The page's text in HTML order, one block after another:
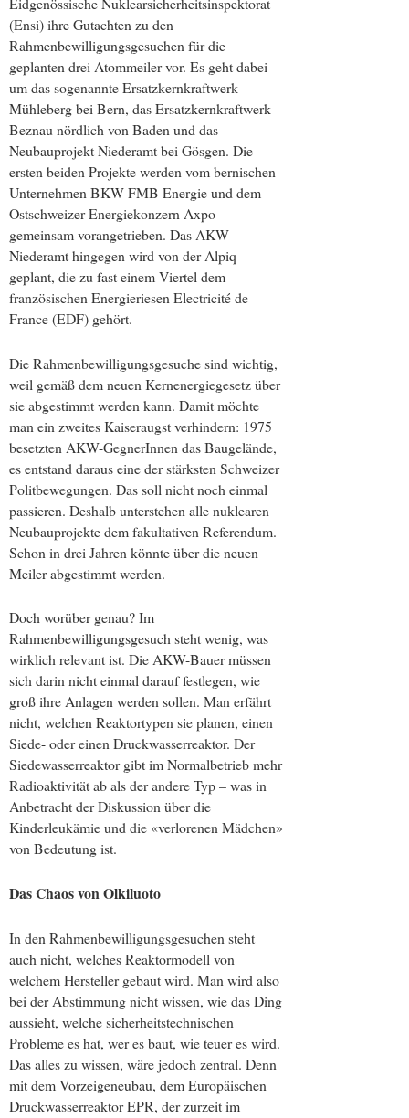
(Ensi) ihre Gutachten zu den
Rahmenbewilligungsgesuchen für die
geplanten drei Atommeiler vor. Es geht dabei
um das sogenannte Ersatzkernkraftwerk
Mühleberg bei Bern, das Ersatzkernkraftwerk
Beznau nördlich von Baden und das
Neubauprojekt Niederamt bei Gösgen. Die
ersten beiden Projekte werden vom bernischen
Unternehmen BKW FMB Energie und dem
Ostschweizer Energiekonzern Axpo
gemeinsam vorangetrieben. Das AKW
Niederamt hingegen wird von der Alpiq
geplant, die zu fast einem Viertel dem
französischen Energieriesen Electricité de
France (EDF) gehört.
Die Rahmenbewilligungsgesuche sind wichtig,
weil gemäß dem neuen Kernenergiegesetz über
sie abgestimmt werden kann. Damit möchte
man ein zweites Kaiseraugst verhindern: 1975
besetzten AKW-GegnerInnen das Baugelände,
es entstand daraus eine der stärksten Schweizer
Politbewegungen. Das soll nicht noch einmal
passieren. Deshalb unterstehen alle nuklearen
Neubauprojekte dem fakultativen Referendum.
Schon in drei Jahren könnte über die neuen
Meiler abgestimmt werden.
Doch worüber genau? Im
Rahmenbewilligungsgesuch steht wenig, was
wirklich relevant ist. Die AKW-Bauer müssen
sich darin nicht einmal darauf festlegen, wie
groß ihre Anlagen werden sollen. Man erfährt
nicht, welchen Reaktortypen sie planen, einen
Siede- oder einen Druckwasserreaktor. Der
Siedewasserreaktor gibt im Normalbetrieb mehr
Radioaktivität ab als der andere Typ – was in
Anbetracht der Diskussion über die
Kinderleukämie und die «verlorenen Mädchen»
von Bedeutung ist.
Das Chaos von Olkiluoto
In den Rahmenbewilligungsgesuchen steht
auch nicht, welches Reaktormodell von
welchem Hersteller gebaut wird. Man wird also
bei der Abstimmung nicht wissen, wie das Ding
aussieht, welche sicherheitstechnischen
Probleme es hat, wer es baut, wie teuer es wird.
Das alles zu wissen, wäre jedoch zentral. Denn
mit dem Vorzeigeneubau, dem Europäischen
Druckwasserreaktor EPR, der zurzeit im